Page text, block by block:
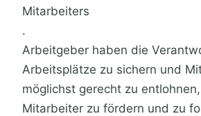
Mitarbeiters
.
Arbeitgeber haben die
Arbeitsplätze zu sichern und
möglichst gerecht zu
Mitarbeiter zu fördern und zu